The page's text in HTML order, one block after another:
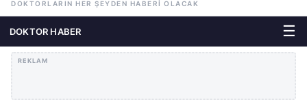
DOKTORLARIN HER ŞEYDEN HABERI OLACAK
DOKTOR HABER ☰
REKLAM